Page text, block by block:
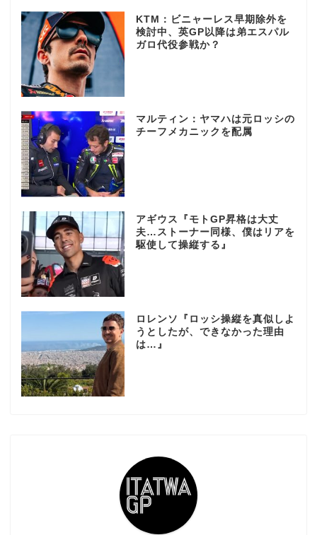
KTM：ビニャーレス早期除外を
検討中、英GP以降は弟エスパル
ガロ代役参戦か？
マルティン：ヤマハは元ロッシの
チーフメカニックを配属
アギウス『モトGP昇格は大丈
夫…ストーナー同様、僕はリアを
駆使して操縦する』
ロレンソ『ロッシ操縦を真似しよ
うとしたが、できなかった理由
は…』